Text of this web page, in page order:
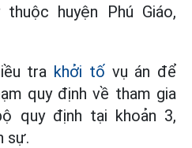
huyện Phú Giáo,
tra khởi tốvụ án để
quy định về tham gia
quy định tại khoản 3,
sự.